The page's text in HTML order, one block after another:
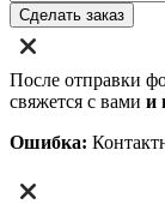
После отправки
свяжется с вами и
Ошибка: